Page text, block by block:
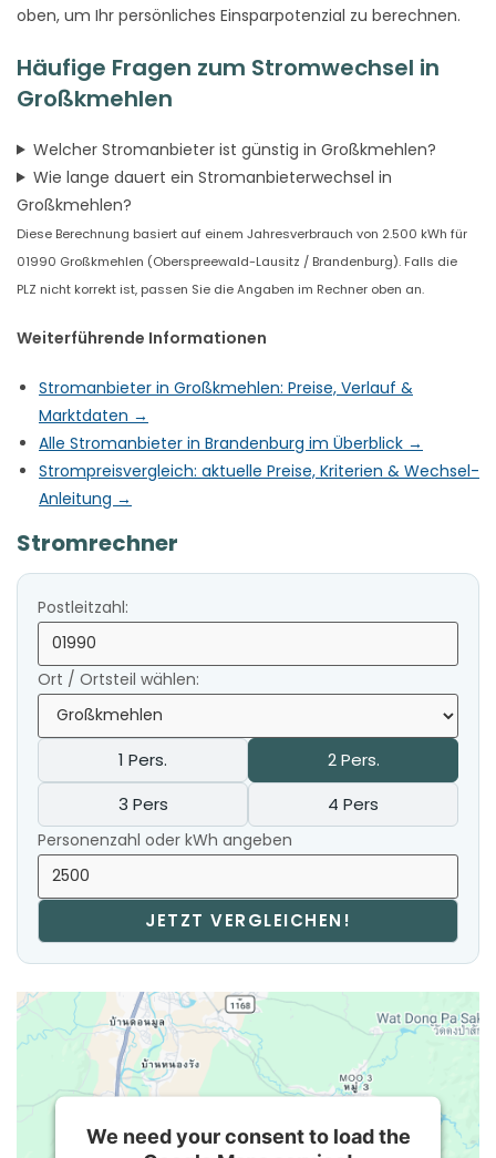
oben, um Ihr persönliches Einsparpotenzial zu berechnen.
Häufige Fragen zum Stromwechsel in
Großkmehlen
Welcher Stromanbieter ist günstig in Großkmehlen?
Wie lange dauert ein Stromanbieterwechsel in
Großkmehlen?
Diese Berechnung basiert auf einem Jahresverbrauch von 2.500 kWh für
01990 Großkmehlen (Oberspreewald-Lausitz / Brandenburg). Falls die
PLZ nicht korrekt ist, passen Sie die Angaben im Rechner oben an.
Weiterführende Informationen
Stromanbieter in Großkmehlen: Preise, Verlauf &
Marktdaten →
Alle Stromanbieter in Brandenburg im Überblick →
Strompreisvergleich: aktuelle Preise, Kriterien & Wechsel-
Anleitung →
Stromrechner
Postleitzahl:
Ort / Ortsteil wählen:
1 Pers.
2 Pers.
3 Pers
4 Pers
Personenzahl oder kWh angeben
JETZT VERGLEICHEN!
We need your consent to load the